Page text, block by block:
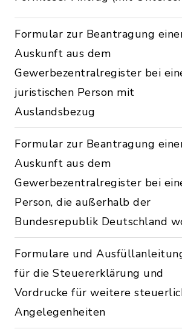
Formular zur Beantragung
Auskunft aus dem
Gewerbezentralregister bei
juristischen Person mit
Auslandsbezug
Formular zur Beantragung
Auskunft aus dem
Gewerbezentralregister bei
Person, die außerhalb der
Bundesrepublik Deutschland
Formulare und
für die Steuererklärung und
Vordrucke für weitere
Angelegenheiten